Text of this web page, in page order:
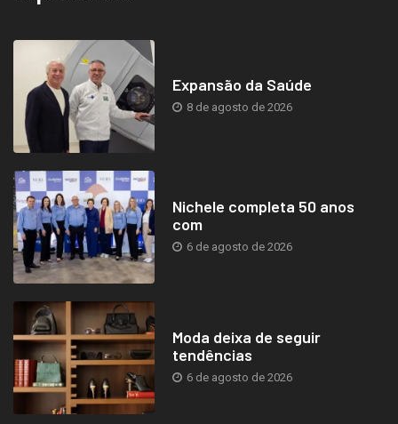
Expansão da Saúde
8 de agosto de 2026
Nichele completa 50 anos
com
6 de agosto de 2026
Moda deixa de seguir
tendências
6 de agosto de 2026